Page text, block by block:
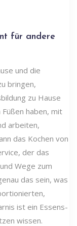
für andere
und die
bringen,
zu Hause
haben, mit
arbeiten,
das Kochen von
der das
Wege zum
das sein, was
ist ein Essens-
wissen.